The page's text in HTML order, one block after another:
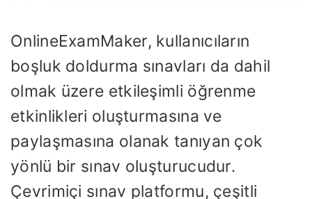
OnlineExamMaker, kullanıcıların
boşluk doldurma sınavları da dahil
olmak üzere etkileşimli öğrenme
etkinlikleri oluşturmasına ve
paylaşmasına olanak tanıyan çok
yönlü bir sınav oluşturucudur.
Çevrimiçi sınav platformu, çeşitli